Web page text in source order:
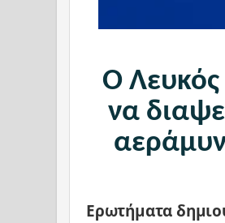
O Λευκός
να
Ερωτήματα